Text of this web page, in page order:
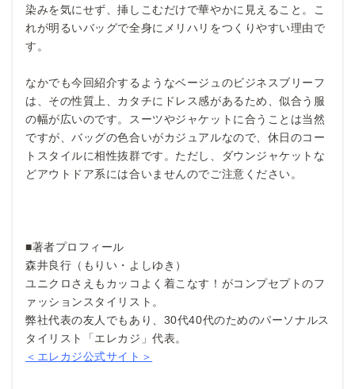
染みを気にせず、挿しこむだけで華やかに見えること。こ
れが明るいバッグで全身にメリハリをつくりやすい理由で
す。
なかでも今回紹介するようなベージュのビジネスブリーフ
は、その性質上、カタチにドレス感があるため、似合う服
の幅が広いのです。スーツやジャケットに合うことは当然
ですが、バッグの色合いがカジュアルなので、休日のコー
トスタイルに相性抜群です。ただし、ダウンジャケットな
どアウトドア系には合いませんのでご注意ください。
■著者プロフィール
森井良行（もりい・よしゆき）
ユニクロさえもカッコよく着こなす！がコンプセプトのフ
ァッションスタイリスト。
弊社代表の友人でもあり、30代40代のためのパーソナルス
タイリスト「エレカジ」代表。
＜エレカジ公式サイト＞